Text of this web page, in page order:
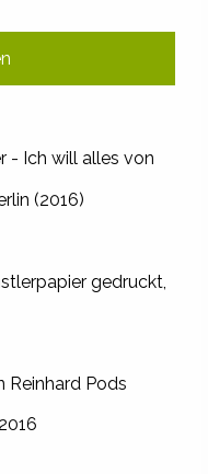
- Ich will alles von
(2016)
gedruckt,
Reinhard Pods